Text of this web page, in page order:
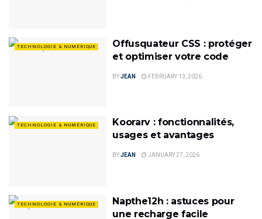
TECHNOLOGIE & NUMÉRIQUE
Offusquateur CSS : protéger
et optimiser votre code
BYJEAN FEBRUARY 13, 2026
TECHNOLOGIE & NUMÉRIQUE
Koorarv : fonctionnalités,
usages et avantages
BYJEAN JANUARY 27, 2026
TECHNOLOGIE & NUMÉRIQUE
Napthe12h : astuces pour
une recharge facile